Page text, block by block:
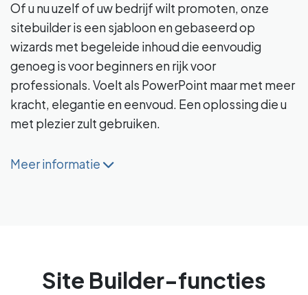
Of u nu uzelf of uw bedrijf wilt promoten, onze
sitebuilder is een sjabloon en gebaseerd op
wizards met begeleide inhoud die eenvoudig
genoeg is voor beginners en rijk voor
professionals. Voelt als PowerPoint maar met meer
kracht, elegantie en eenvoud. Een oplossing die u
met plezier zult gebruiken.
Meer informatie
Site Builder-functies